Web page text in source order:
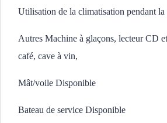
Utilisation de la climatisation pendant
Autres Machine à glaçons, lecteur CD
café, cave à vin,
Mât/voile Disponible
Bateau de service Disponible